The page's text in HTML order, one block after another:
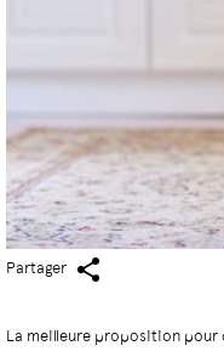
Partager
La meilleure proposition pour